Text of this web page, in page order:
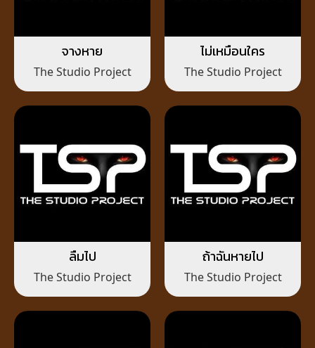
จางหาย
The Studio Project
ไม่เหมือนใคร
The Studio Project
ลืมไป
The Studio Project
ถ้าฉันหายไป
The Studio Project